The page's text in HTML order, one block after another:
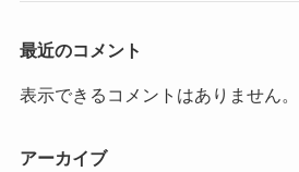
最近のコメント
表示できるコメントはありません。
アーカイブ